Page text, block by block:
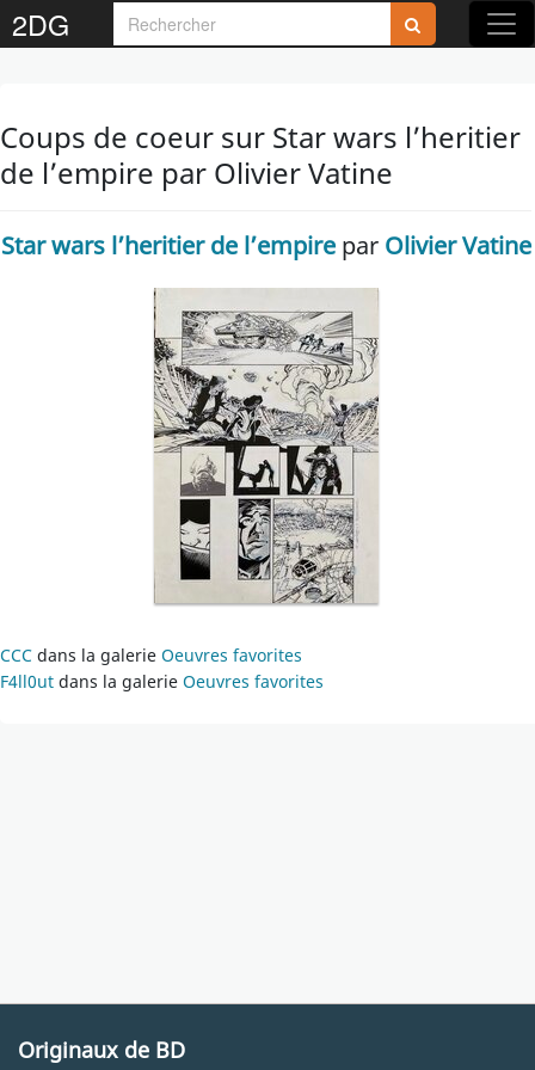
2DG
Coups de coeur sur Star wars l’heritier
de l’empire par Olivier Vatine
Star wars l’heritier de l’empirepar Olivier Vatine
CCC dans la galerie Oeuvres favorites
F4ll0ut dans la galerie Oeuvres favorites
Originaux de BD